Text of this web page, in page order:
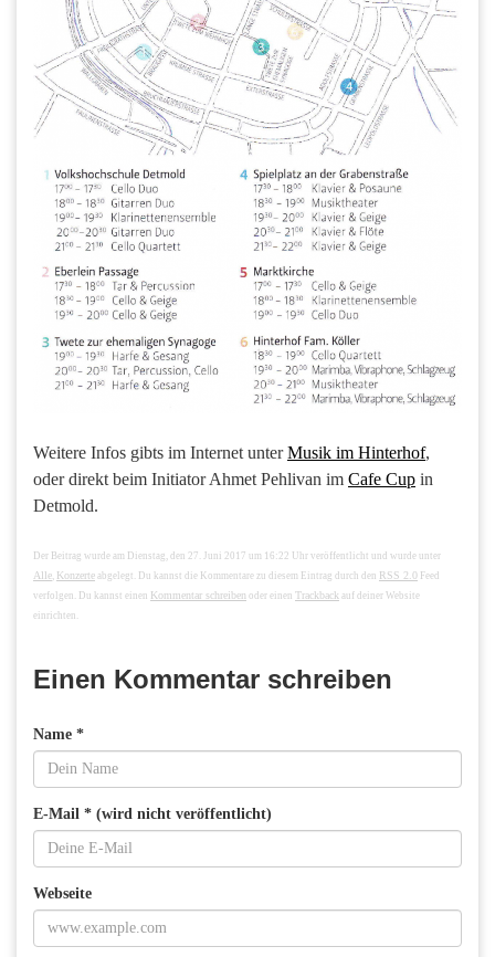
Weitere Infos gibts im Internet unterMusik im Hinterhof,
oder direkt beim Initiator Ahmet Pehlivan im Cafe Cup in
Detmold.
Der Beitrag wurde am Dienstag, den 27. Juni 2017 um 16:22 Uhr veröffentlicht und wurde unter
Alle, Konzerte abgelegt. Du kannst die Kommentare zu diesem Eintrag durch den RSS 2.0 Feed
verfolgen. Du kannst einen Kommentar schreiben oder einen Trackback auf deiner Website
einrichten.
Einen Kommentar schreiben
Name *
E-Mail * (wird nicht veröffentlicht)
Webseite